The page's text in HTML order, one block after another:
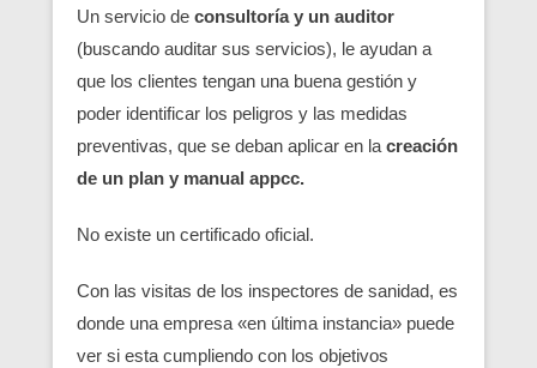
Un servicio de consultoría y un auditor
(buscando auditar sus servicios), le ayudan a
que los clientes tengan una buena gestión y
poder identificar los peligros y las medidas
preventivas, que se deban aplicar en la creación
de un plan y manual appcc.
No existe un certificado oficial.
Con las visitas de los inspectores de sanidad, es
donde una empresa «en última instancia» puede
ver si esta cumpliendo con los objetivos